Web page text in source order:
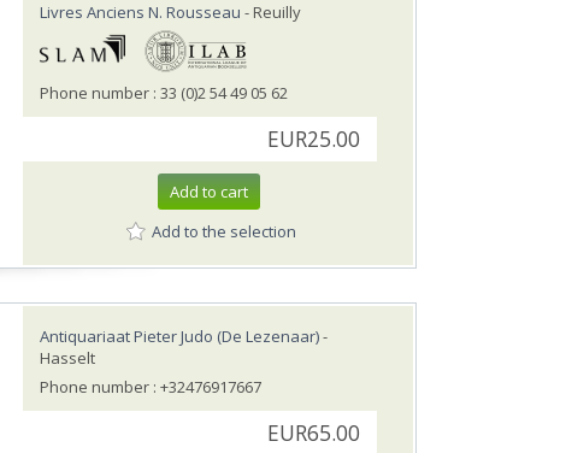
Livres Anciens N. Rousseau - Reuilly
Phone number : 33 (0)2 54 49 05 62
EUR25.00
Add to cart
Add to the selection
Antiquariaat Pieter Judo (De Lezenaar)-
Hasselt
Phone number : +32476917667
EUR65.00